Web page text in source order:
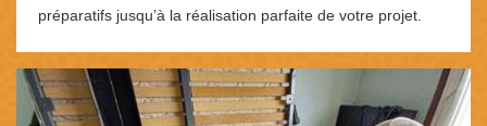
préparatifs jusqu’à la réalisation parfaite de votre projet.